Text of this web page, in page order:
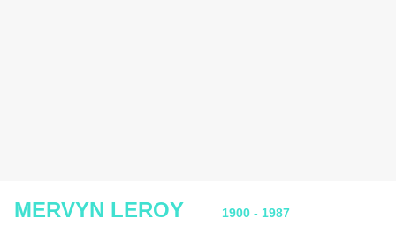
MERVYN LEROY 1900 - 1987